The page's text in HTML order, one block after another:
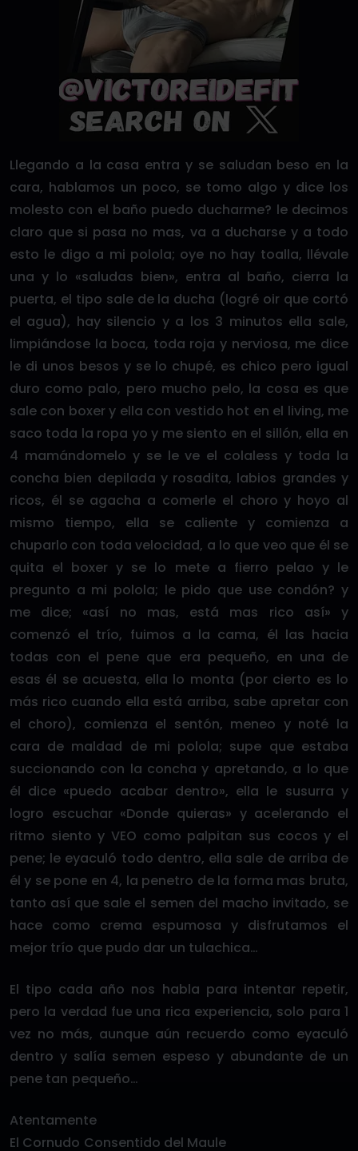
Llegando a la casa entra y se saludan beso en la
cara, hablamos un poco, se tomo algo y dice los
molesto con el baño puedo ducharme? le decimos
claro que si pasa no mas, va a ducharse y a todo
esto le digo a mi polola; oye no hay toalla, llévale
una y lo «saludas bien», entra al baño, cierra la
puerta, el tipo sale de la ducha (logré oir que cortó
el agua), hay silencio y a los 3 minutos ella sale,
limpiándose la boca, toda roja y nerviosa, me dice
le di unos besos y se lo chupé, es chico pero igual
duro como palo, pero mucho pelo, la cosa es que
sale con boxer y ella con vestido hot en el living, me
saco toda la ropa yo y me siento en el sillón, ella en
4 mamándomelo y se le ve el colaless y toda la
concha bien depilada y rosadita, labios grandes y
ricos, él se agacha a comerle el choro y hoyo al
mismo tiempo, ella se caliente y comienza a
chuparlo con toda velocidad, a lo que veo que él se
quita el boxer y se lo mete a fierro pelao y le
pregunto a mi polola; le pido que use condón? y
me dice; «así no mas, está mas rico así» y
comenzó el trío, fuimos a la cama, él las hacia
todas con el pene que era pequeño, en una de
esas él se acuesta, ella lo monta (por cierto es lo
más rico cuando ella está arriba, sabe apretar con
el choro), comienza el sentón, meneo y noté la
cara de maldad de mi polola; supe que estaba
succionando con la concha y apretando, a lo que
él dice «puedo acabar dentro», ella le susurra y
logro escuchar «Donde quieras» y acelerando el
ritmo siento y VEO como palpitan sus cocos y el
pene; le eyaculó todo dentro, ella sale de arriba de
él y se pone en 4, la penetro de la forma mas bruta,
tanto así que sale el semen del macho invitado, se
hace como crema espumosa y disfrutamos el
mejor trío que pudo dar un tulachica…
El tipo cada año nos habla para intentar repetir,
pero la verdad fue una rica experiencia, solo para 1
vez no más, aunque aún recuerdo como eyaculó
dentro y salía semen espeso y abundante de un
pene tan pequeño…
Atentamente
El Cornudo Consentido del Maule